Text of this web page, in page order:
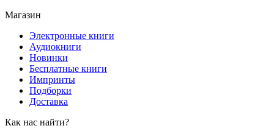
Магазин
Электронные книги
Аудиокниги
Новинки
Бесплатные книги
Импринты
Подборки
Доставка
Как нас найти?